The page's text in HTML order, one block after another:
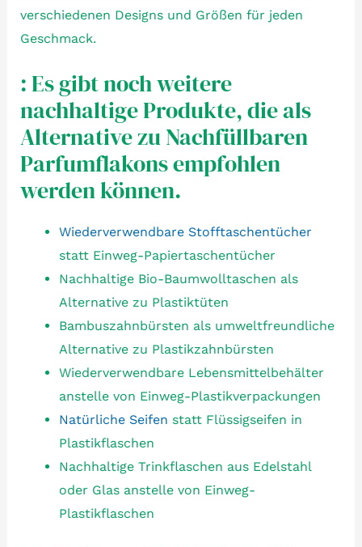
verschiedenen Designs und Größen für jeden
Geschmack.
: Es gibt noch weitere
nachhaltige Produkte, die als
Alternative zu Nachfüllbaren
Parfumflakons empfohlen
werden können.
Wiederverwendbare Stofftaschentücher
statt Einweg-Papiertaschentücher
Nachhaltige Bio-Baumwolltaschen als
Alternative zu Plastiktüten
Bambuszahnbürsten als umweltfreundliche
Alternative zu Plastikzahnbürsten
Wiederverwendbare Lebensmittelbehälter
anstelle von Einweg-Plastikverpackungen
Natürliche Seifen statt Flüssigseifen in
Plastikflaschen
Nachhaltige Trinkflaschen aus Edelstahl
oder Glas anstelle von Einweg-
Plastikflaschen